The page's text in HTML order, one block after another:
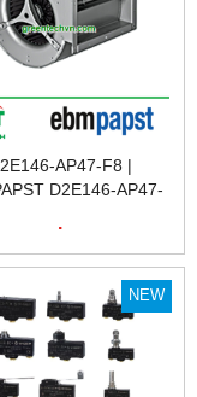
AP47-F8 |
D2E146-AP47-
NHIỆT EBMPAPST
AP47-F8 | FAN
D2E146-AP47-
F8 | EBM
.
NEW